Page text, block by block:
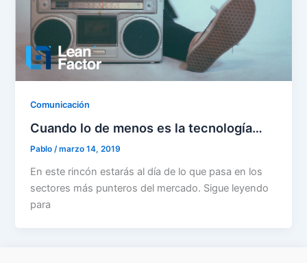
Comunicación
Cuando lo de menos es la tecnología…
Pablo/marzo 14, 2019
En este rincón estarás al día de lo que pasa en los
sectores más punteros del mercado. Sigue leyendo
para